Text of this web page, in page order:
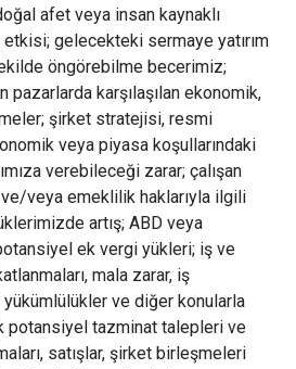
afet veya insan kaynaklı
gelecekteki sermaye yatırım
öngörebilme becerimiz;
pazarlarda karşılaşılan ekonomik,
şirket stratejisi, resmi
veya piyasa koşullarındaki
verebileceği zarar; çalışan
ve/veya emeklilik haklarıyla ilgili
artış; ABD veya
ek vergi yükleri; iş ve
mala zarar, iş
yükümlülükler ve diğer konularla
potansiyel tazminat talepleri ve
satışlar, şirket birleşmeleri